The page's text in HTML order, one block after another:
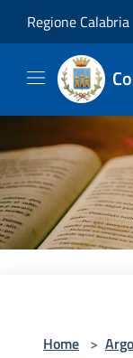
Regione Calabria
Home >